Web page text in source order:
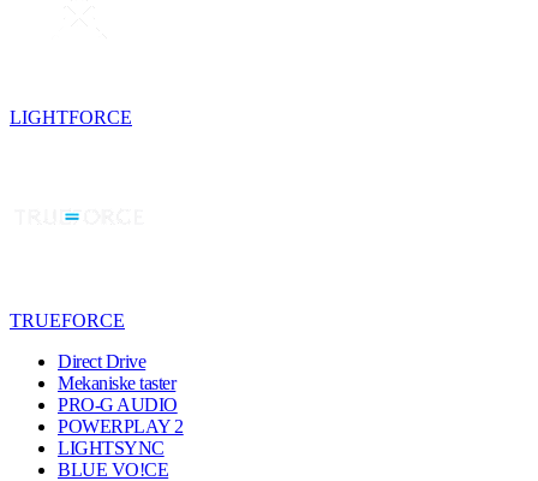
LIGHTFORCE
TRUEFORCE
Direct Drive
Mekaniske taster
PRO-G AUDIO
POWERPLAY 2
LIGHTSYNC
BLUE VO!CE